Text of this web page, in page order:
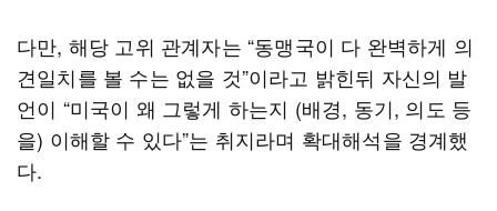
다만, 해당 고위 관계자는 “동맹국이 다 완벽하게 의
견일치를 볼 수는 없을 것”이라고 밝힌뒤 자신의 발
언이 “미국이 왜 그렇게 하는지 (배경, 동기, 의도 등
을) 이해할 수 있다”는 취지라며 확대해석을 경계했
다.